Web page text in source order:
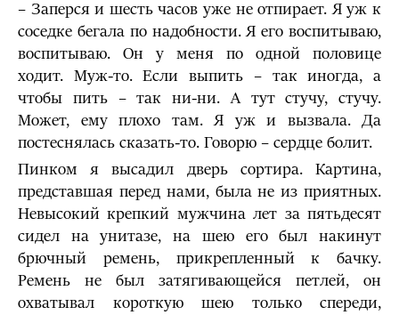
– Заперся и шесть часов уже не отпирает. Я уж к
соседке бегала по надобности. Я его воспитываю,
воспитываю. Он у меня по одной половице
ходит. Муж-то. Если выпить – так иногда, а
чтобы пить – так ни-ни. А тут стучу, стучу.
Может, ему плохо там. Я уж и вызвала. Да
постеснялась сказать-то. Говорю – сердце болит.
Пинком я высадил дверь сортира. Картина,
представшая перед нами, была не из приятных.
Невысокий крепкий мужчина лет за пятьдесят
сидел на унитазе, на шею его был накинут
брючный ремень, прикрепленный к бачку.
Ремень не был затягивающейся петлей, он
охватывал короткую шею только спереди,